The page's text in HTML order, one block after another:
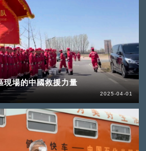
現場的中國救援力量
2025-04-01